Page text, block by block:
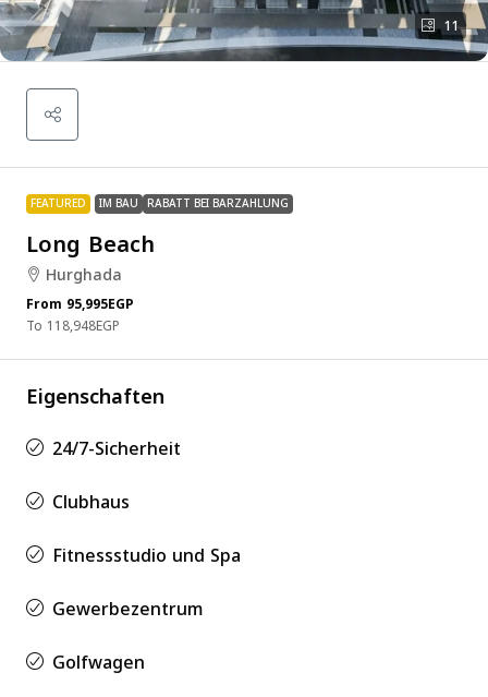
11
FEATURED IM BAU RABATT BEI BARZAHLUNG
Long Beach
Hurghada
From 95,995EGP
118,948EGP
Eigenschaften
24/7-Sicherheit
Clubhaus
Fitnessstudio und Spa
Gewerbezentrum
Golfwagen